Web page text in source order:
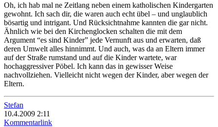
Oh, ich hab mal ne Zeitlang neben einem katholischen Kindergarten
gewohnt. Ich sach dir, die waren auch echt übel – und unglaublich
bösartig und intrigant. Und Rücksichtnahme kannten die gar nicht.
Ähnlich wie bei den Kirchenglocken schalten die mit dem
Argument “es sind Kinder” jede Vernunft aus und erwarten, daß
deren Umwelt alles hinnimmt. Und auch, was da an Eltern immer
auf der Straße rumstand und auf die Kinder wartete, war
hochaggressiver Pöbel. Ich kann das in gewisser Weise
nachvollziehen. Vielleicht nicht wegen der Kinder, aber wegen der
Eltern.
Stefan
10.4.2009 2:11
Kommentarlink